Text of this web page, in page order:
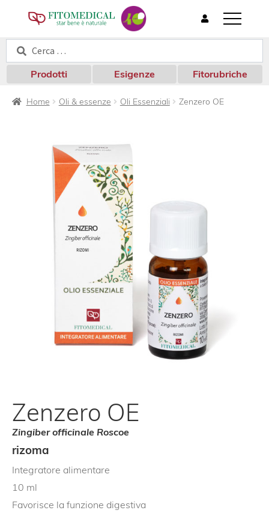
T
o
g
l
e
Cerca:
Cerca
Prodotti Esigenze Fitorubriche
Home Oli & essenze Oli Essenziali Zenzero OE
Zenzero OE
Zingiber officinale Roscoe
rizoma
Integratore alimentare
10 ml
Favorisce la funzione digestiva